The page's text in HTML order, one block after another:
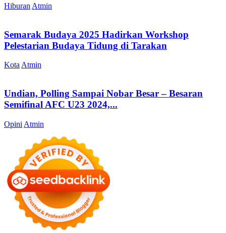
Hiburan Atmin
Semarak Budaya 2025 Hadirkan Workshop
Pelestarian Budaya Tidung di Tarakan
Kota Atmin
Undian, Polling Sampai Nobar Besar – Besaran
Semifinal AFC U23 2024,...
Opini Atmin